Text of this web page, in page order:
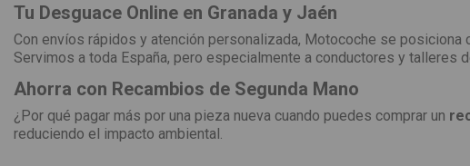
Tu Desguace Online en Granada y Jaén
Con envíos rápidos y atención personalizada, Motocoche se
Servimos a toda España, pero especialmente a conductores y talleres
Ahorra con Recambios de Segunda Mano
¿Por qué pagar más por una pieza nueva cuando puedes comprar un
reduciendo el impacto ambiental.